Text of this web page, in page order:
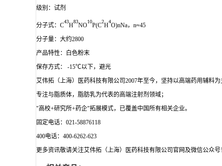
级别：试剂
分子式：C
43
H
83
NO
10
P(C
2
H
4
O)nNa，n≈45
分子量：大约2800
产品特性：白色粉末
保存方式： -15℃以下，避光
艾伟拓（上海）医药科技有限公司2007年至今，坚持以高端药用辅料
专注与脂质体，脂肪乳为代表的高端注射剂领域；
"高校+研究所+药企"拓展模式，已覆盖中国所有相关企业。
固定电话：021-58876118
400电话：400-6262-623
更多资讯敬请关注艾伟拓（上海）医药科技有限公司官网及微信公众号